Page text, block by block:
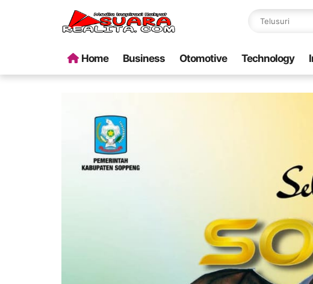
Home Business Otomotive Technology